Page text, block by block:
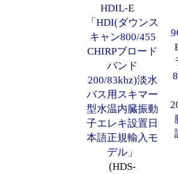
HDIL-E
「HDI(ダウンス
キャン800/455
CHIRPブロード
バンド
200/83khz)淡水
バス用スキマー
型水温内臓振動
子エレキ設置日
本語正規輸入モ
デル」
(HDS-